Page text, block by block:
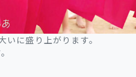
に盛り上がります。